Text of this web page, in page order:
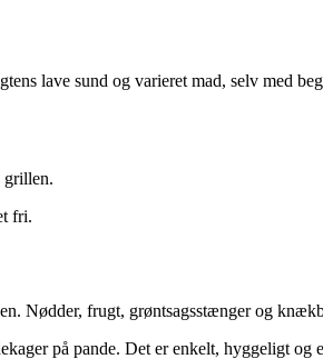
lave sund og varieret mad, selv med
fri.
Nødder, frugt, grøntsagsstænger og
på pande. Det er enkelt, hyggeligt og